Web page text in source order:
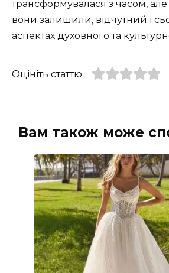
трансформувалася з часом,
вони залишили, відчутний і
аспектах духовного та
Оцініть статтю
Вам також може